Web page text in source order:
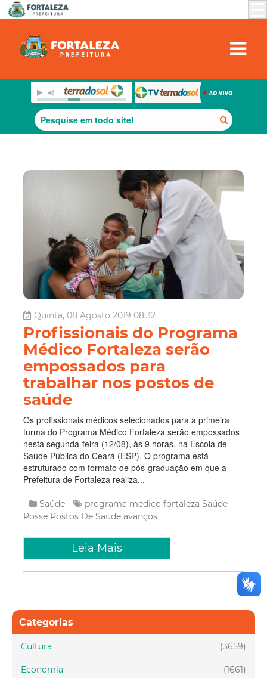
Quinta, 08 Agosto 2019 08:32
Profissionais do Programa
Médico Fortaleza serão
empossados para
trabalhar nos postos de
saúde
Os profissionais médicos selecionados para a primeira
turma do Programa Médico Fortaleza serão empossados
nesta segunda-feira (12/08), às 9 horas, na Escola de
Saúde Pública do Ceará (ESP). O programa está
estruturado com formato de pós-graduação em que a
Prefeitura de Fortaleza realiza...
Saúde programa medico fortaleza Saúde
Posse Postos De Saúde avanços
Leia Mais
Categorias
(3659)
Cultura
(1661)
Economia